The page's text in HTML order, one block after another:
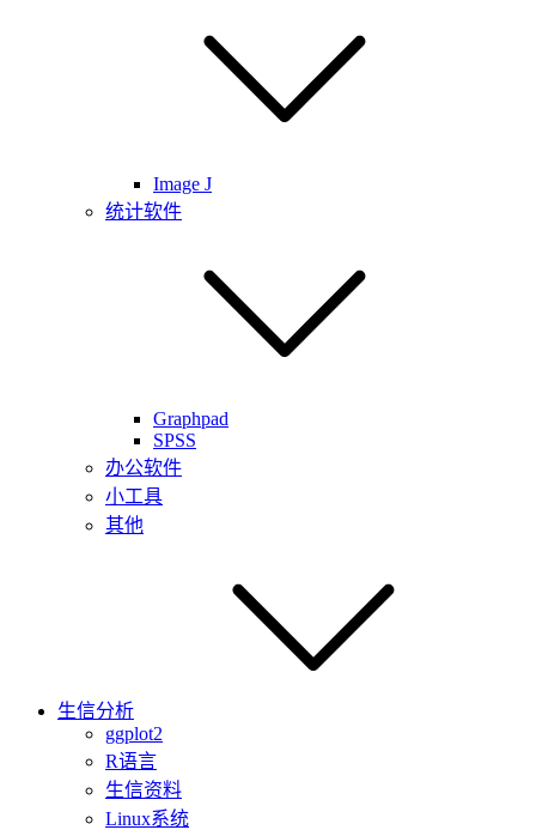
Image J
统计软件
Graphpad
SPSS
办公软件
小工具
其他
生信分析
ggplot2
R语言
生信资料
Linux系统